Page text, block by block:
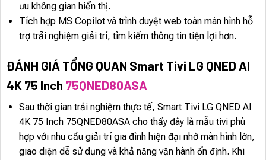
ưu không gian hiển thị.
Tích hợp MS Copilot và trình duyệt web toàn màn hình hỗ
trợ trải nghiệm giải trí, tìm kiếm thông tin tiện lợi hơn.
ĐÁNH GIÁ TỔNG QUAN Smart Tivi LG QNED AI
4K 75 Inch 75QNED80ASA
Sau thời gian trải nghiệm thực tế, Smart Tivi LG QNED AI
4K 75 Inch 75QNED80ASA cho thấy đây là mẫu tivi phù
hợp với nhu cầu giải trí gia đình hiện đại nhờ màn hình lớn,
giao diện dễ sử dụng và khả năng vận hành ổn định. Khi